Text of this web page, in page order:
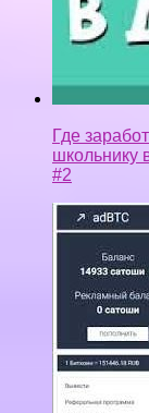
Где
школьнику
#2